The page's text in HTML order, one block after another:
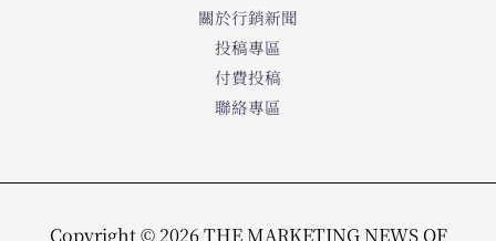
關於行銷新聞
投稿專區
付費投稿
聯絡專區
Copyright © 2026 THE MARKETING NEWS OF